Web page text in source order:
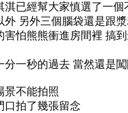
淇已經幫大家慎選了一
外 另外三個腦袋還是跟
害怕熊熊衝進房間裡 搞
分一秒的過去 當然還是
景不能拍照
口拍了幾張留念